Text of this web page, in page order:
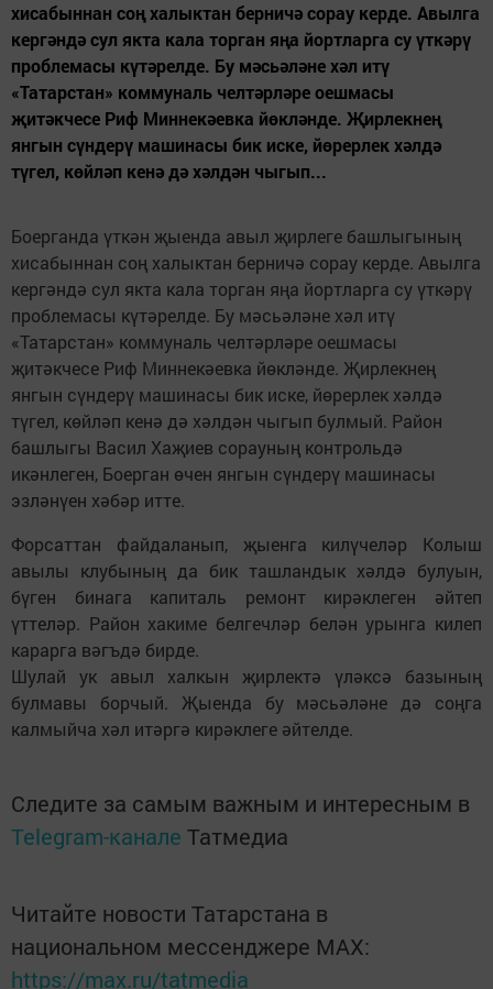
хисабыннан соң халыктан берничә сорау керде. Авылга
кергәндә сул якта кала торган яңа йортларга су үткәрү
проблемасы күтәрелде. Бу мәсьәләне хәл итү
«Татарстан» коммуналь челтәрләре оешмасы
җитәкчесе Риф Миннекәевка йөкләнде. Җирлекнең
янгын сүндерү машинасы бик иске, йөрерлек хәлдә
түгел, көйләп кенә дә хәлдән чыгып...
Боерганда үткән җыенда авыл җирлеге башлыгының
хисабыннан соң халыктан берничә сорау керде. Авылга
кергәндә сул якта кала торган яңа йортларга су үткәрү
проблемасы күтәрелде. Бу мәсьәләне хәл итү
«Татарстан» коммуналь челтәрләре оешмасы
җитәкчесе Риф Миннекәевка йөкләнде. Җирлекнең
янгын сүндерү машинасы бик иске, йөрерлек хәлдә
түгел, көйләп кенә дә хәлдән чыгып булмый. Район
башлыгы Васил Хаҗиев сорауның контрольдә
икәнлеген, Боерган өчен янгын сүндерү машинасы
эзләнүен хәбәр итте.
Форсаттан файдаланып, җыенга килүчеләр Колыш
авылы клубының да бик ташландык хәлдә булуын,
бүген бинага капиталь ремонт кирәклеген әйтеп
үттеләр. Район хакиме белгечләр белән урынга килеп
карарга вәгъдә бирде.
Шулай ук авыл халкын җирлектә үләксә базының
булмавы борчый. Җыенда бу мәсьәләне дә соңга
калмыйча хәл итәргә кирәклеге әйтелде.
Следите за самым важным и интересным в
Telegram-канале Татмедиа
Читайте новости Татарстана в
национальном мессенджере MАХ:
https://max.ru/tatmedia